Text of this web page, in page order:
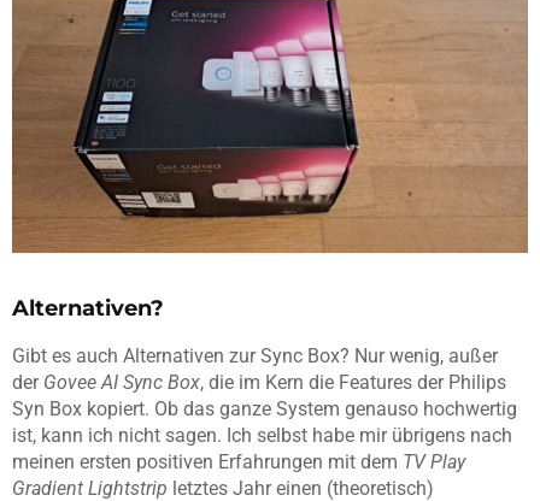
Alternativen?
Gibt es auch Alternativen zur Sync Box? Nur wenig, außer
der Govee AI Sync Box, die im Kern die Features der Philips
Syn Box kopiert. Ob das ganze System genauso hochwertig
ist, kann ich nicht sagen. Ich selbst habe mir übrigens nach
meinen ersten positiven Erfahrungen mit dem TV Play
Gradient Lightstrip letztes Jahr einen (theoretisch)